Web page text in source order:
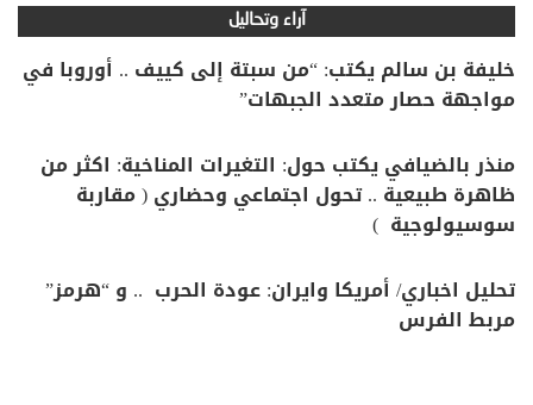
آراء وتحاليل
خليفة بن سالم يكتب: “من سبتة إلى كييف .. أوروبا في
مواجهة حصار متعدد الجبهات”
منذر بالضيافي يكتب حول: التغيرات المناخية: اكثر من
ظاهرة طبيعية .. تحول اجتماعي وحضاري ( مقاربة
سوسيولوجية )
تحليل اخباري/ أمريكا وايران: عودة الحرب .. و “هرمز”
مربط الفرس